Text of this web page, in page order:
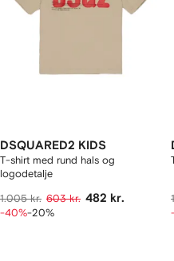
DSQUARED2 KIDS
T-shirt med rund hals og
logodetalje
1.005 kr. 603 kr. 482 kr.
-40%-20%